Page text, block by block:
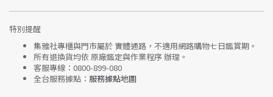
特別提醒
集雅社專櫃與門市屬於 實體通路，不適用網路購物七日鑑賞期 。
所有退換貨均依 原廠鑑定與作業程序辦理。
客服專線： 0800-899-080
全台服務據點： 服務據點地圖